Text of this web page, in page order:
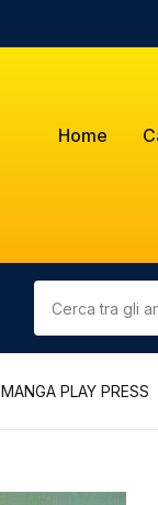
Home
MANGA PLAY PRESS